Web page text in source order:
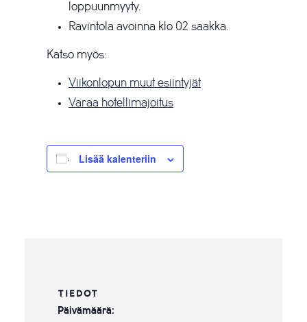
loppuunmyyty.
Ravintola avoinna klo 02 saakka.
Katso myös:
Viikonlopun muut esiintyjät
Varaa hotellimajoitus
Lisää kalenteriin
TIEDOT
Päivämäärä: